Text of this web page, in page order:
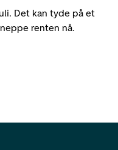
Det kan tyde på et
renten nå.